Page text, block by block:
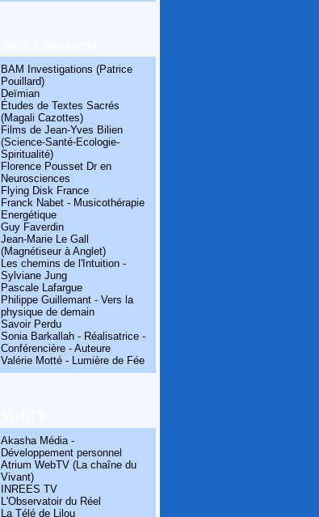
BAM Investigations (Patrice
Pouillard)
Deïmian
Études de Textes Sacrés
(Magali Cazottes)
Films de Jean-Yves Bilien
(Science-Santé-Ecologie-
Spiritualité)
Florence Pousset Dr en
Neurosciences
Flying Disk France
Franck Nabet - Musicothérapie
Energétique
Guy Faverdin
Jean-Marie Le Gall
(Magnétiseur à Anglet)
Les chemins de l'Intuition -
Sylviane Jung
Pascale Lafargue
Philippe Guillemant - Vers la
physique de demain
Savoir Perdu
Sonia Barkallah - Réalisatrice -
Conférencière - Auteure
Valérie Motté - Lumière de Fée
Akasha Média -
Développement personnel
Atrium WebTV (La chaîne du
Vivant)
INREES TV
L'Observatoir du Réel
La Télé de Lilou